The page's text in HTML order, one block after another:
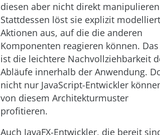
diesen aber nicht direkt
Stattdessen löst sie explizit
Aktionen aus, auf die die anderen
Komponenten reagieren können. Das
ist die leichtere Nachvollziehbarkeit
Abläufe innerhalb der Anwendung.
nicht nur JavaScript-Entwickler
von diesem Architekturmuster
profitieren.
Auch JavaFX-Entwickler, die bereit